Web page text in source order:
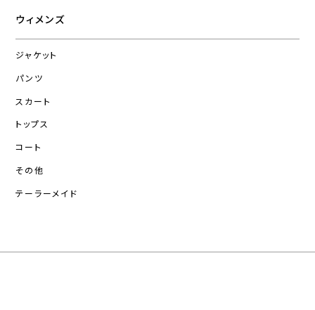
ウィメンズ
ジャケット
パンツ
スカート
トップス
コート
その他
テーラーメイド